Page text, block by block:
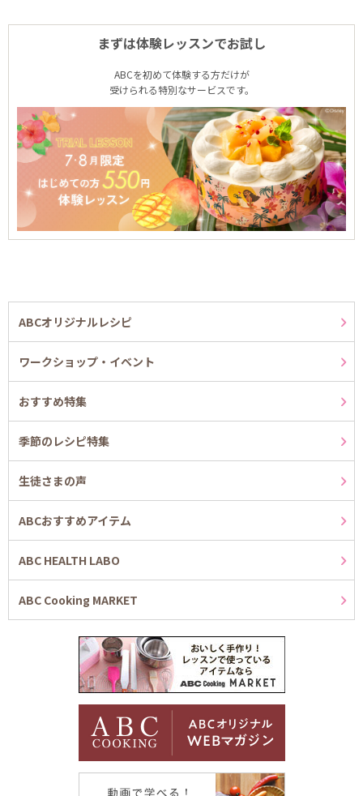
まずは体験レッスンでお試し
ABCを初めて体験する方だけが
受けられる特別なサービスです。
ABCオリジナルレシピ
ワークショップ・イベント
おすすめ特集
季節のレシピ特集
生徒さまの声
ABCおすすめアイテム
ABC HEALTH LABO
ABC Cooking MARKET